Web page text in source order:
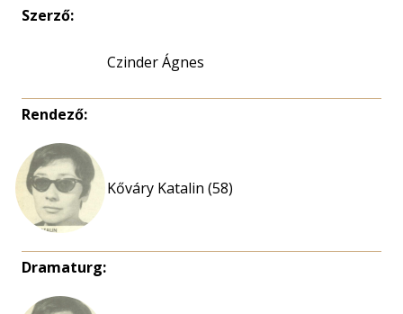
Szerző:
Czinder Ágnes
Rendező:
Kőváry Katalin (58)
Dramaturg: